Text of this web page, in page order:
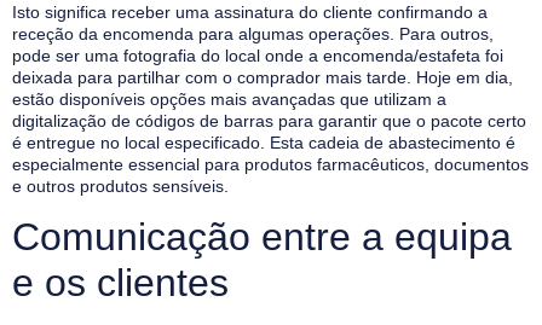
Isto significa receber uma assinatura do cliente confirmando a
receção da encomenda para algumas operações. Para outros,
pode ser uma fotografia do local onde a encomenda/estafeta foi
deixada para partilhar com o comprador mais tarde. Hoje em dia,
estão disponíveis opções mais avançadas que utilizam a
digitalização de códigos de barras para garantir que o pacote certo
é entregue no local especificado. Esta cadeia de abastecimento é
especialmente essencial para produtos farmacêuticos, documentos
e outros produtos sensíveis.
Comunicação entre a equipa
e os clientes